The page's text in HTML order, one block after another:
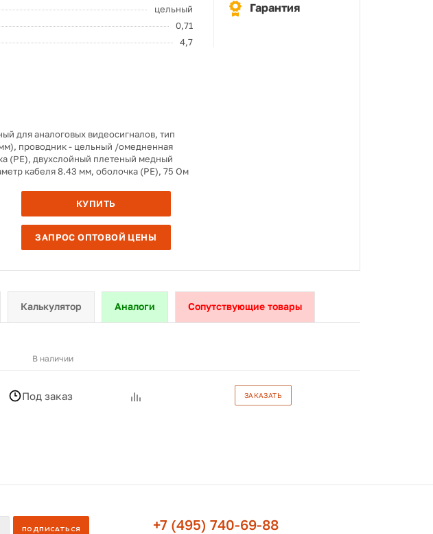
цельный
0,71
4,7
для аналоговых видеосигналов, тип
проводник - цельный /омедненная
(PE), двухслойный плетеный медный
кабеля 8.43 мм, оболочка (PE), 75 Ом
КУПИТЬ
ЗАПРОС ОПТОВОЙ ЦЕНЫ
Гарантия
Калькулятор Аналоги Сопутствующие товары
В наличии
Под заказ ЗАКАЗАТЬ
+7 (495) 740-69-88